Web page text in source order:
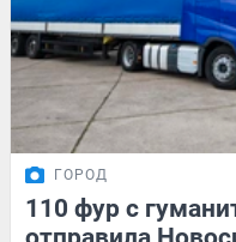
ГОРОД
110 фур с